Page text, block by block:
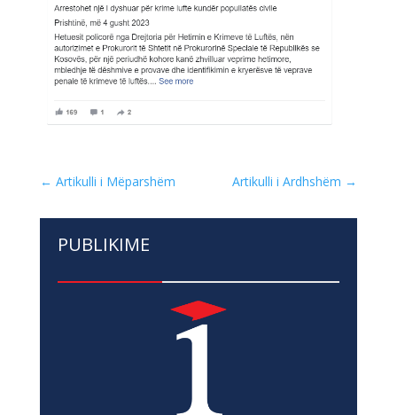
← Artikulli i Mëparshëm Artikulli i Ardhshëm →
PUBLIKIME